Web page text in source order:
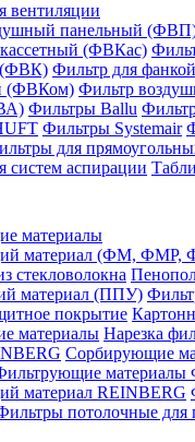
вентиляции
панельный
(ФВКас)
(ФВК) Фильтр для
(ФВКом) Фильтр
Фильтры Ballu
Фильтры Systemair
для
систем аспирации
материалы
материал (ФМ, ФМР,
стекловолокна
материал (ППУ)
покрытие
материалы Нарезка
Сорбирующие
материалы
материал REINBERG
потолочные для